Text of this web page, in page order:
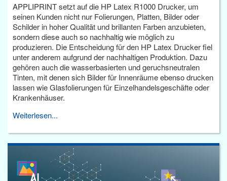
APPLIPRINT setzt auf die HP Latex R1000 Drucker, um
seinen Kunden nicht nur Folierungen, Platten, Bilder oder
Schilder in hoher Qualität und brillanten Farben anzubieten,
sondern diese auch so nachhaltig wie möglich zu
produzieren. Die Entscheidung für den HP Latex Drucker fiel
unter anderem aufgrund der nachhaltigen Produktion. Dazu
gehören auch die wasserbasierten und geruchsneutralen
Tinten, mit denen sich Bilder für Innenräume ebenso drucken
lassen wie Glasfolierungen für Einzelhandelsgeschäfte oder
Krankenhäuser.
Weiterlesen...